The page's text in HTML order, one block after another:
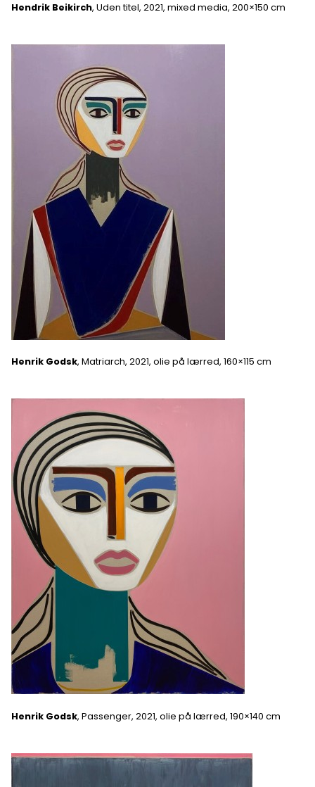
Hendrik Beikirch, Uden titel, 2021, mixed media, 200×150 cm
Henrik Godsk, Matriarch, 2021, olie på lærred, 160×115 cm
Henrik Godsk, Passenger, 2021, olie på lærred, 190×140 cm